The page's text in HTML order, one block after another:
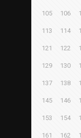
105 106
113 114
121 122
129 130
137 138
145 146
153 154
161 162